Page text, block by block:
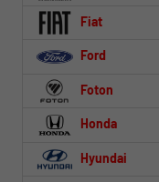
Fiat
Ford
Foton
Honda
Hyundai